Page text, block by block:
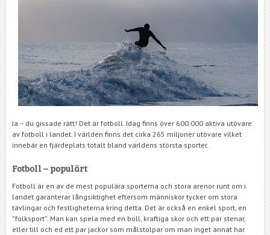
Ja – du gissade rätt! Det är fotboll. Idag finns över 600 000 aktiva utövare
av fotboll i landet. I världen finns det cirka 265 miljoner utövare vilket
innebär en fjärdeplats totalt bland världens största sporter.
Fotboll – populärt
Fotboll är en av de mest populära sporterna och stora arenor runt om i
landet garanterar långsiktighet eftersom människor tycker om stora
tävlingar och festligheterna kring detta. Det är också en enkel sport, en
”folksport”. Man kan spela med en boll, kraftiga skor och ett par stenar,
eller till och ed ett par jackor som målstolpar om man inget annat har.